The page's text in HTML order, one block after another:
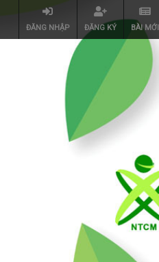
ĐĂNG NHẬP ĐĂNG KÝ BÀI MỚI